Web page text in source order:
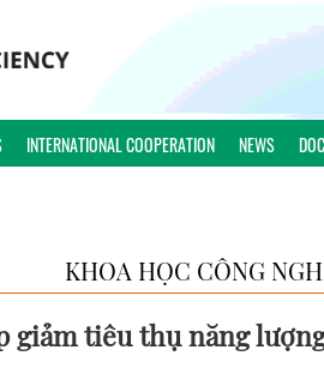
INTERNATIONAL COOPERATION NEWS
KHOA HỌC CÔNG
giảm tiêu thụ năng